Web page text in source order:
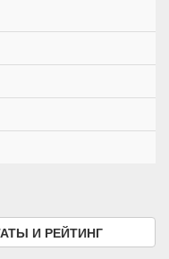
И РЕЙТИНГ